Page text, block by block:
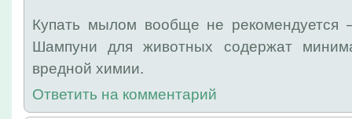
Купать мылом вообще не
Шампуни для животных содержат
вредной химии.
Ответить на комментарий